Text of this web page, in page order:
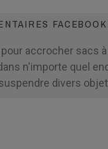
FACEBOOK
accrocher sacs
n'importe quel
divers